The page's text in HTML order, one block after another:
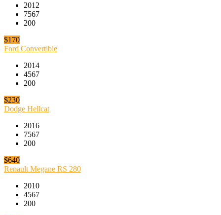
2012
7567
200
$170
Ford Convertible
2014
4567
200
$230
Dodge Hellcat
2016
7567
200
$640
Renault Megane RS 280
2010
4567
200